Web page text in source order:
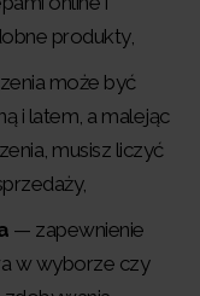
produkty,
może być
i latem, a malejąc
musisz liczyć
— zapewnienie
w wyborze czy